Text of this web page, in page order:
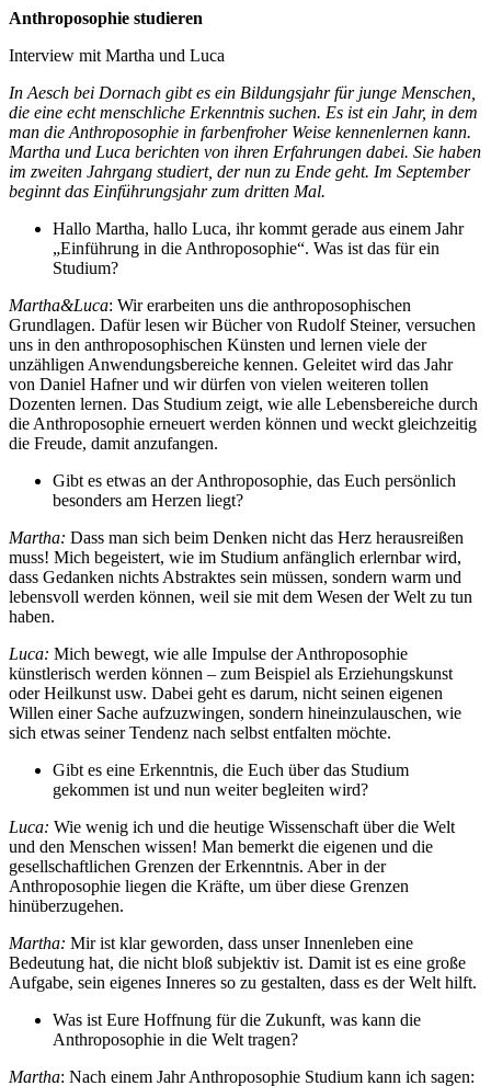
Anthroposophie studieren
Interview mit Martha und Luca
In Aesch bei Dornach gibt es ein Bildungsjahr für junge Menschen,
die eine echt menschliche Erkenntnis suchen. Es ist ein Jahr, in dem
man die Anthroposophie in farbenfroher Weise kennenlernen kann.
Martha und Luca berichten von ihren Erfahrungen dabei. Sie haben
im zweiten Jahrgang studiert, der nun zu Ende geht. Im September
beginnt das Einführungsjahr zum dritten Mal.
Hallo Martha, hallo Luca, ihr kommt gerade aus einem Jahr
„Einführung in die Anthroposophie“. Was ist das für ein
Studium?
Martha&Luca: Wir erarbeiten uns die anthroposophischen
Grundlagen. Dafür lesen wir Bücher von Rudolf Steiner, versuchen
uns in den anthroposophischen Künsten und lernen viele der
unzähligen Anwendungsbereiche kennen. Geleitet wird das Jahr
von Daniel Hafner und wir dürfen von vielen weiteren tollen
Dozenten lernen. Das Studium zeigt, wie alle Lebensbereiche durch
die Anthroposophie erneuert werden können und weckt gleichzeitig
die Freude, damit anzufangen.
Gibt es etwas an der Anthroposophie, das Euch persönlich
besonders am Herzen liegt?
Martha: Dass man sich beim Denken nicht das Herz herausreißen
muss! Mich begeistert, wie im Studium anfänglich erlernbar wird,
dass Gedanken nichts Abstraktes sein müssen, sondern warm und
lebensvoll werden können, weil sie mit dem Wesen der Welt zu tun
haben.
Luca: Mich bewegt, wie alle Impulse der Anthroposophie
künstlerisch werden können – zum Beispiel als Erziehungskunst
oder Heilkunst usw. Dabei geht es darum, nicht seinen eigenen
Willen einer Sache aufzuzwingen, sondern hineinzulauschen, wie
sich etwas seiner Tendenz nach selbst entfalten möchte.
Gibt es eine Erkenntnis, die Euch über das Studium
gekommen ist und nun weiter begleiten wird?
Luca: Wie wenig ich und die heutige Wissenschaft über die Welt
und den Menschen wissen! Man bemerkt die eigenen und die
gesellschaftlichen Grenzen der Erkenntnis. Aber in der
Anthroposophie liegen die Kräfte, um über diese Grenzen
hinüberzugehen.
Martha: Mir ist klar geworden, dass unser Innenleben eine
Bedeutung hat, die nicht bloß subjektiv ist. Damit ist es eine große
Aufgabe, sein eigenes Inneres so zu gestalten, dass es der Welt hilft.
Was ist Eure Hoffnung für die Zukunft, was kann die
Anthroposophie in die Welt tragen?
Martha: Nach einem Jahr Anthroposophie Studium kann ich sagen: